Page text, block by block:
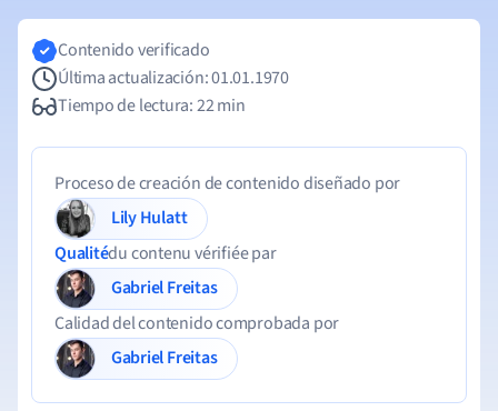
Contenido verificado
Última actualización: 01.01.1970
Tiempo de lectura: 22 min
Proceso de creación de contenido diseñado por
Lily Hulatt
Qualitédu contenu vérifiée par
Gabriel Freitas
Calidad del contenido comprobada por
Gabriel Freitas